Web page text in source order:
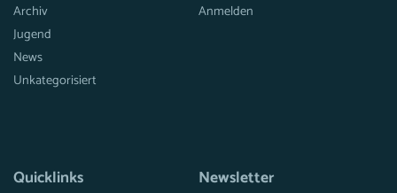
Archiv
Jugend
News
Unkategorisiert
Anmelden
Quicklinks Newsletter